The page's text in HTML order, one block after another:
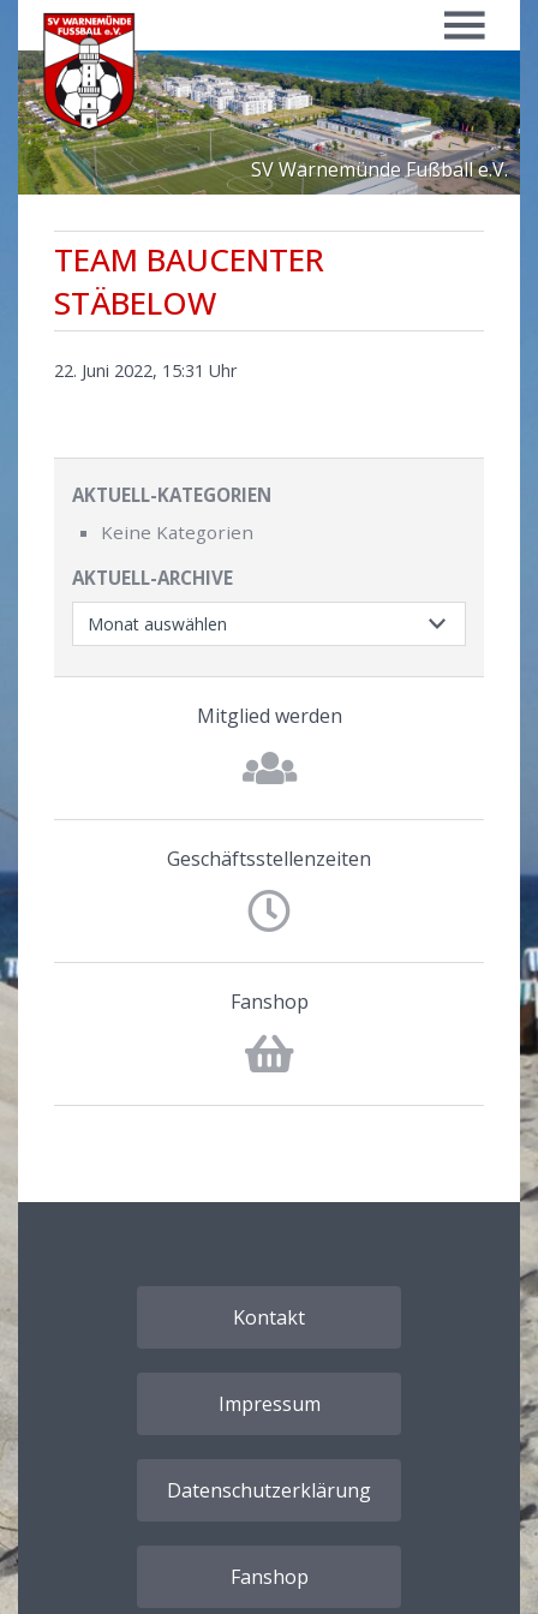
Menü
SV Warnemünde Fußball e.V.
TEAM BAUCENTER
STÄBELOW
22. Juni 2022, 15:31 Uhr
AKTUELL-KATEGORIEN
Keine Kategorien
AKTUELL-ARCHIVE
Mitglied werden
Geschäftsstellenzeiten
Fanshop
Kontakt
Impressum
Datenschutzerklärung
Fanshop